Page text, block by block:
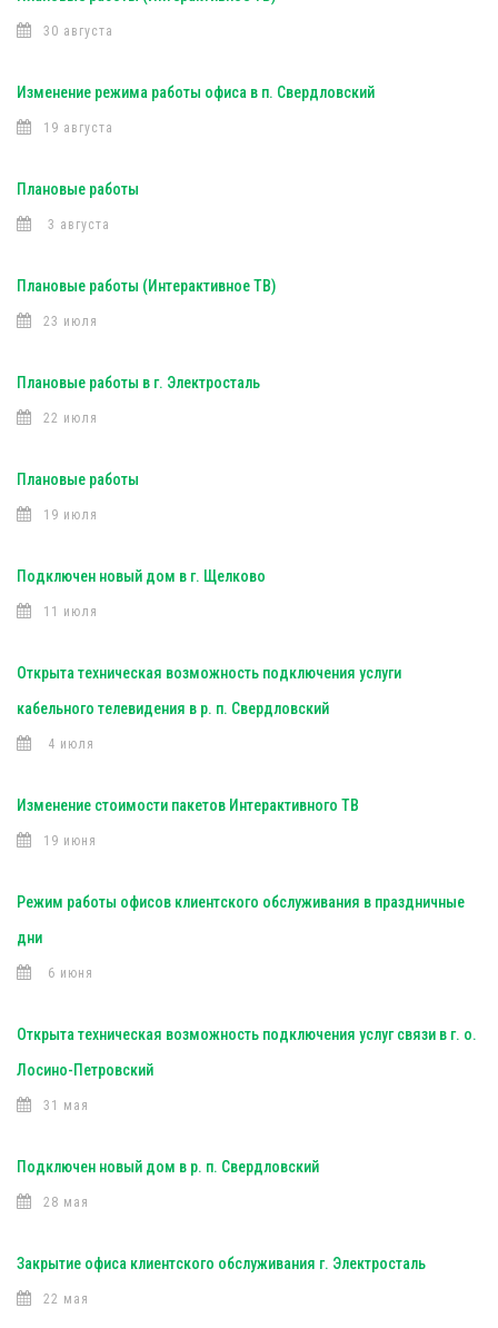
30 августа
Изменение режима работы офиса в п. Свердловский
19 августа
Плановые работы
3 августа
Плановые работы (Интерактивное ТВ)
23 июля
Плановые работы в г. Электросталь
22 июля
Плановые работы
19 июля
Подключен новый дом в г. Щелково
11 июля
Открыта техническая возможность подключения услуги
кабельного телевидения в р. п. Свердловский
4 июля
Изменение стоимости пакетов Интерактивного ТВ
19 июня
Режим работы офисов клиентского обслуживания в праздничные
дни
6 июня
Открыта техническая возможность подключения услуг связи в г. о.
Лосино-Петровский
31 мая
Подключен новый дом в р. п. Свердловский
28 мая
Закрытие офиса клиентского обслуживания г. Электросталь
22 мая